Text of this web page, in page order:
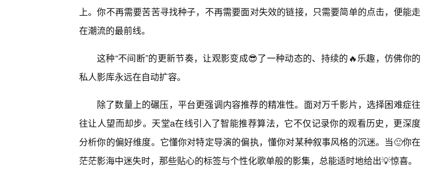
上。你不再需要苦苦寻找种子，不再需要面对失效的链接，只需要简单的点击，便能走
在潮流的最前线。
这种“不间断”的更新节奏，让观影变成😎了一种动态的、持续的🔥乐趣，仿佛你的
私人影库永远在自动扩容。
除了数量上的碾压，平台更强调内容推荐的精准性。面对万千影片，选择困难症往
往让人望而却步。天堂а在线引入了智能推荐算法，它不仅记录你的观看历史，更深度
分析你的偏好维度。它懂你对特定导演的偏执，懂你对某种叙事风格的沉迷。当🙂你在
茫茫影海中迷失时，那些贴心的标签与个性化歌单般的影集，总能适时地给出💡惊喜。